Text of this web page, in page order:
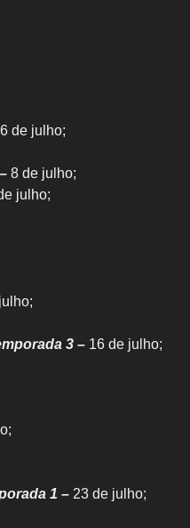
6 de julho;
8 de julho;
julho;
3 – 16 de julho;
1 – 23 de julho;